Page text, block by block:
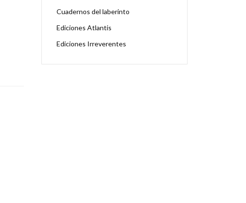
Cuadernos del laberinto
Ediciones Atlantis
Ediciones Irreverentes